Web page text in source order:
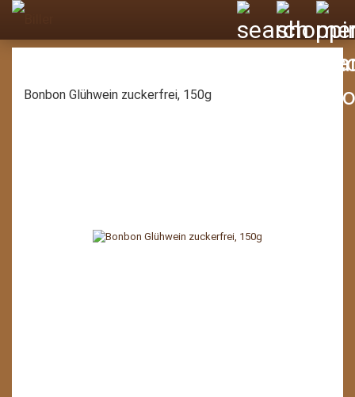
Bonbon Glühwein zuckerfrei, 150g